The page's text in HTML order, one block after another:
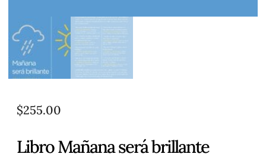
$255.00
Libro Mañana será brillante